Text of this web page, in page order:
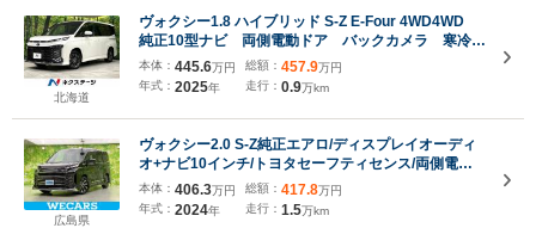
北海道
ヴォクシー1.8 ハイブリッド S-Z E-Four 4WD4WD
純正10型ナビ 両側電動ドア バックカメラ 寒冷地
仕様 CD/DVDキット 禁煙車 100V電源 衝突軽
減 レーダークルーズ ドラレコ ETC シートヒー
ター コーナーセンサー フルセグ
本体： 445.6万円
年式： 2025年
総額： 457.9万円
走行： 0.9万km
広島県
ヴォクシー2.0 S-Z純正エアロ/ディスプレイオーディ
オ+ナビ10インチ/トヨタセーフティセンス/両側電動
スライドドア/シートエアコン/車線逸脱防止支援シス
テム/シート ハーフレザー
本体： 406.3万円
年式： 2024年
総額： 417.8万円
走行： 1.5万km